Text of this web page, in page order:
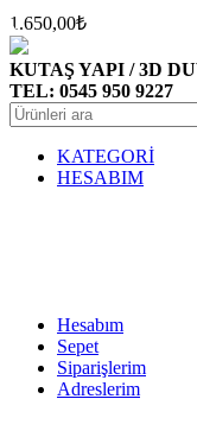
1.650,00₺
KUTAŞ YAPI / 3D
TEL: 0545 950 9227
KATEGORİ
HESABIM
Hesabım
Sepet
Siparişlerim
Adreslerim